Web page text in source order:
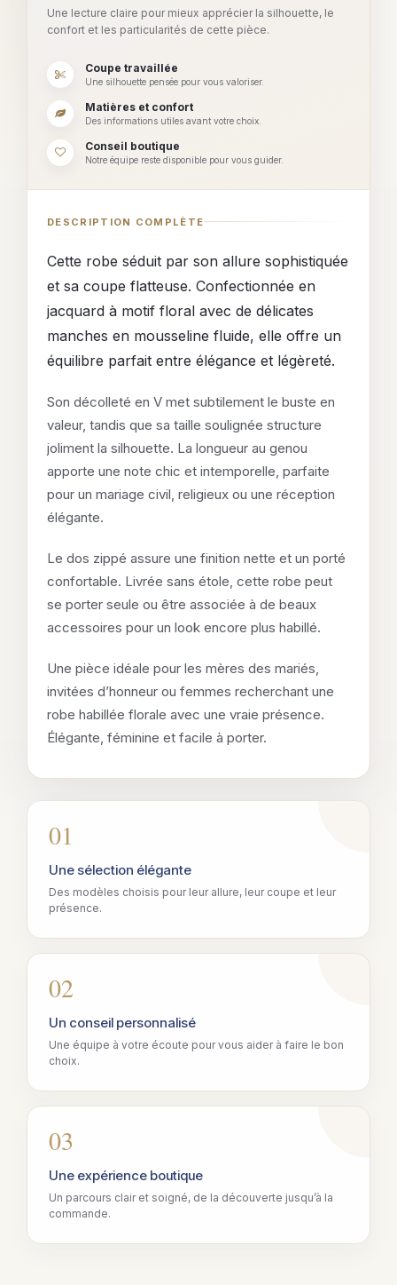
Une lecture claire pour mieux apprécier la silhouette, le
confort et les particularités de cette pièce.
Coupe travaillée
Une silhouette pensée pour vous valoriser.
Matières et confort
Des informations utiles avant votre choix.
Conseil boutique
Notre équipe reste disponible pour vous guider.
DESCRIPTION COMPLÈTE
Cette robe séduit par son allure sophistiquée
et sa coupe flatteuse. Confectionnée en
jacquard à motif floral avec de délicates
manches en mousseline fluide, elle offre un
équilibre parfait entre élégance et légèreté.
Son décolleté en V met subtilement le buste en
valeur, tandis que sa taille soulignée structure
joliment la silhouette. La longueur au genou
apporte une note chic et intemporelle, parfaite
pour un mariage civil, religieux ou une réception
élégante.
Le dos zippé assure une finition nette et un porté
confortable. Livrée sans étole, cette robe peut
se porter seule ou être associée à de beaux
accessoires pour un look encore plus habillé.
Une pièce idéale pour les mères des mariés,
invitées d’honneur ou femmes recherchant une
robe habillée florale avec une vraie présence.
Élégante, féminine et facile à porter.
01
Une sélection élégante
Des modèles choisis pour leur allure, leur coupe et leur
présence.
02
Un conseil personnalisé
Une équipe à votre écoute pour vous aider à faire le bon
choix.
03
Une expérience boutique
Un parcours clair et soigné, de la découverte jusqu’à la
commande.